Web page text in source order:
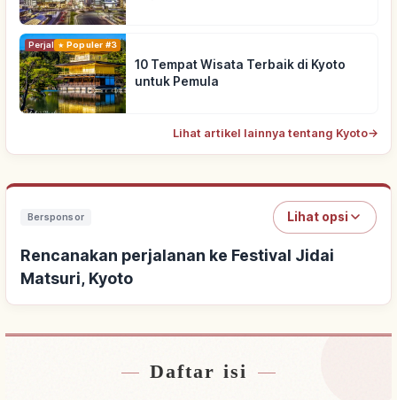
PerjalananPopuler #3
10 Tempat Wisata Terbaik di Kyoto
untuk Pemula
Lihat artikel lainnya tentang Kyoto→
Bersponsor Lihat opsi
Rencanakan perjalanan ke Festival Jidai
Matsuri, Kyoto
Cari penginapan dekat Festival Jidai Matsuri,
Daftar isi